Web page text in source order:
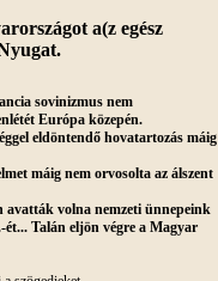
a(z egész
sovinizmus nem
Európa közepén.
eldöntendő hovatartozás máig
máig nem orvosolta az álszent
avatták volna nemzeti ünnepeink
Talán eljön végre a Magyar